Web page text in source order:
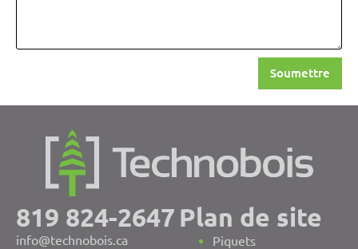
Soumettre
819 824-2647
info@technobois.ca
Plan de site
Piquets